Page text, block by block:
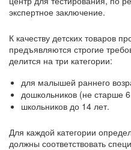
экспертное заключение.
К качеству детских товаров
предъявляются строгие
делится на три категории:
для малышей раннего
дошкольников (не старше
школьников до 14 лет.
Для каждой категории
должны соответствовать